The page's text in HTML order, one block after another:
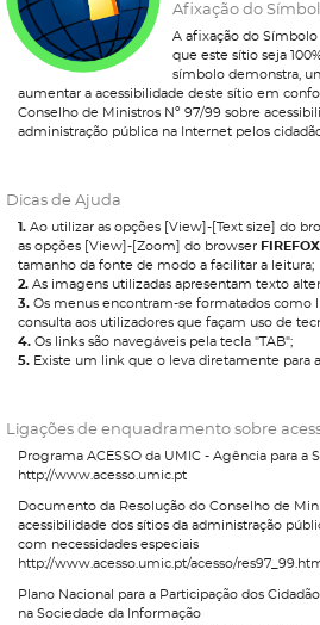
Afixação do
A afixação do
que este sítio seja
símbolo demonstra,
aumentar a acessibilidade deste sítio em
Conselho de Ministros Nº 97/99 sobre
administração pública na Internet pelos
Dicas de Ajuda
1. Ao utilizar as opções [View]-[Text size] do
as opções [View]-[Zoom] do browser FIREFOX
tamanho da fonte de modo a facilitar a leitura;
2. As imagens utilizadas apresentam texto
3. Os menus encontram-se formatados como
consulta aos utilizadores que façam uso de
4. Os links são navegáveis pela tecla "TAB";
5. Existe um link que o leva diretamente para
Ligações de enquadramento sobre
Programa ACESSO da UMIC - Agência para
http://www.acesso.umic.pt
Documento da Resolução do Conselho de
acessibilidade dos sítios da administração
com necessidades especiais
http://www.acesso.umic.pt/acesso/
Plano Nacional para a Participação dos
na Sociedade da Informação